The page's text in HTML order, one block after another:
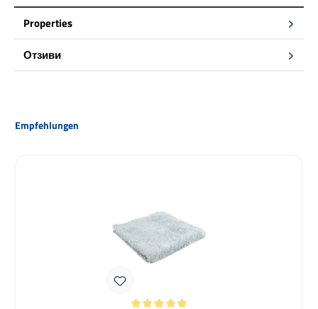
Properties
Отзиви
Пропуснете продуктовата галерия
Empfehlungen